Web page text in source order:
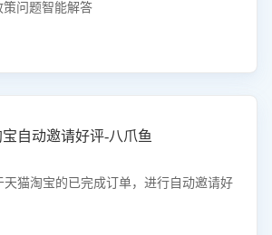
策问题智能解答
自动邀请好评-八爪鱼
天猫淘宝的已完成订单，进行自动邀请好